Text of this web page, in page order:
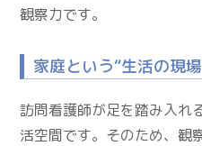
観察力です。
家庭という“生活の現
訪問看護師が足を踏み入れ
活空間です。そのため、観